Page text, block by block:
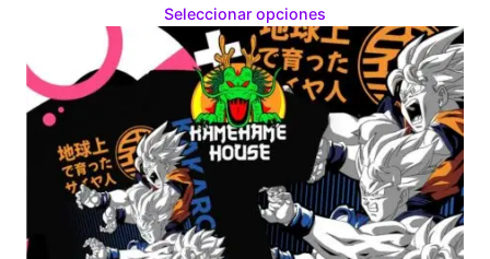
range:
$160.00
through
$280.00
Seleccionar opciones